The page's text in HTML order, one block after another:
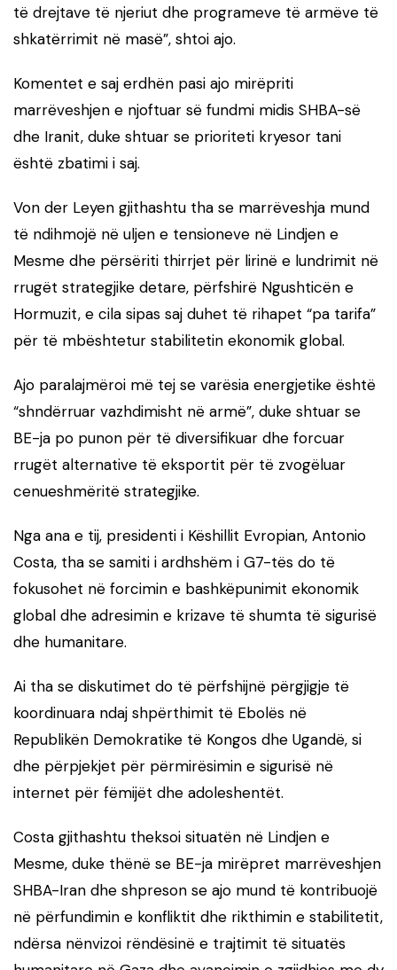
të drejtave të njeriut dhe programeve të armëve të
shkatërrimit në masë”, shtoi ajo.
Komentet e saj erdhën pasi ajo mirëpriti
marrëveshjen e njoftuar së fundmi midis SHBA-së
dhe Iranit, duke shtuar se prioriteti kryesor tani
është zbatimi i saj.
Von der Leyen gjithashtu tha se marrëveshja mund
të ndihmojë në uljen e tensioneve në Lindjen e
Mesme dhe përsëriti thirrjet për lirinë e lundrimit në
rrugët strategjike detare, përfshirë Ngushticën e
Hormuzit, e cila sipas saj duhet të rihapet “pa tarifa”
për të mbështetur stabilitetin ekonomik global.
Ajo paralajmëroi më tej se varësia energjetike është
“shndërruar vazhdimisht në armë”, duke shtuar se
BE-ja po punon për të diversifikuar dhe forcuar
rrugët alternative të eksportit për të zvogëluar
cenueshmëritë strategjike.
Nga ana e tij, presidenti i Këshillit Evropian, Antonio
Costa, tha se samiti i ardhshëm i G7-tës do të
fokusohet në forcimin e bashkëpunimit ekonomik
global dhe adresimin e krizave të shumta të sigurisë
dhe humanitare.
Ai tha se diskutimet do të përfshijnë përgjigje të
koordinuara ndaj shpërthimit të Ebolës në
Republikën Demokratike të Kongos dhe Ugandë, si
dhe përpjekjet për përmirësimin e sigurisë në
internet për fëmijët dhe adoleshentët.
Costa gjithashtu theksoi situatën në Lindjen e
Mesme, duke thënë se BE-ja mirëpret marrëveshjen
SHBA-Iran dhe shpreson se ajo mund të kontribuojë
në përfundimin e konfliktit dhe rikthimin e stabilitetit,
ndërsa nënvizoi rëndësinë e trajtimit të situatës